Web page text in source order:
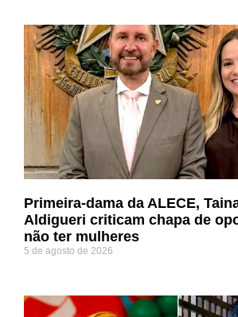
Primeira-dama da ALECE,
Aldigueri criticam chapa de
não ter mulheres
5 de agosto de 2026